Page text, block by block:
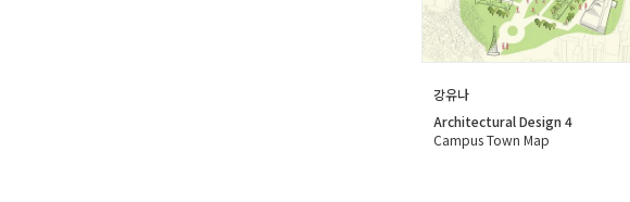
강유나
Architectural Design 4
Campus Town Map